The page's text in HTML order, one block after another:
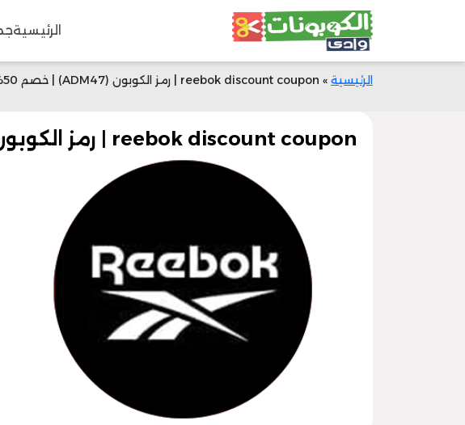
الرئيسية
الرئيسية » reebok discount coupon | رمز الكوبون (ADM47) | خصم 50% الآن
reebok discount coupon | رمز الكوبون (ADM47) | خصم 50% الآن